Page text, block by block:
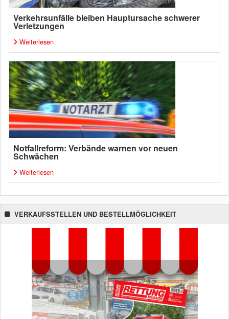
Verkehrsunfälle bleiben Hauptursache schwerer
Verletzungen
Weiterlesen
Notfallreform: Verbände warnen vor neuen
Schwächen
Weiterlesen
VERKAUFSSTELLEN UND BESTELLMÖGLICHKEIT